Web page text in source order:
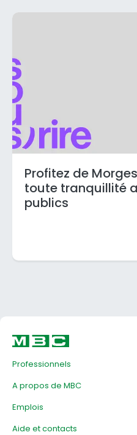
Profitez de
toute tranquillité
publics
Professionnels
A propos de MBC
Emplois
Aide et contacts